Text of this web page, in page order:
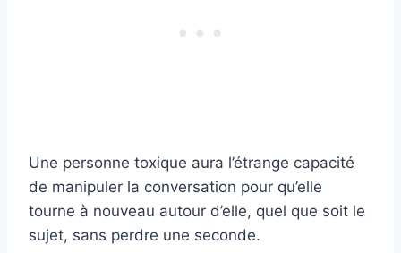
Une personne toxique aura l’étrange capacité
de manipuler la conversation pour qu’elle
tourne à nouveau autour d’elle, quel que soit le
sujet, sans perdre une seconde.